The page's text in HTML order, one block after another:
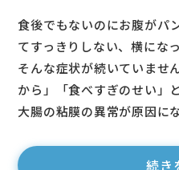
食後でもないのにお腹がパ
てすっきりしない、横に
そんな症状が続いていませ
から」「食べすぎのせい」
大腸の粘膜の異常が原因に
続き